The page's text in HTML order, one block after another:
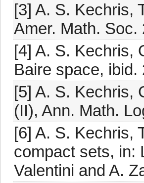
[3] A. S. Kechris,
Amer. Math.
[4] A. S. Kechris,
Baire space,
[5] A. S. Kechris,
(II), Ann. Math.
[6] A. S. Kechris,
compact sets, in:
Valentini and A.